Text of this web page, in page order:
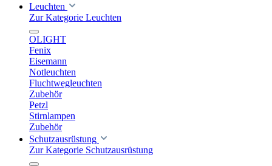
Leuchten
Zur Kategorie Leuchten
OLIGHT
Fenix
Eisemann
Notleuchten
Fluchtwegleuchten
Zubehör
Petzl
Stirnlampen
Zubehör
Schutzausrüstung
Zur Kategorie Schutzausrüstung